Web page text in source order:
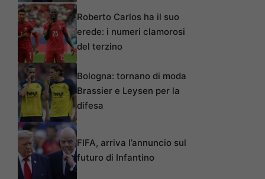
Roberto Carlos ha il suo
erede: i numeri clamorosi
del terzino
Bologna: tornano di moda
Brassier e Leysen per la
difesa
FIFA, arriva l’annuncio sul
futuro di Infantino